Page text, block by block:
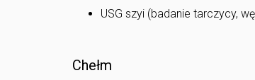
USG szyi (badanie tarczycy,
Chełm